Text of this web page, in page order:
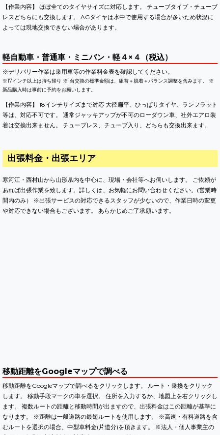
【作業内容】 ほぼ全てのタイヤサイズに対応します。 チューブタイプ・チューブ
レスどちらにも交換します。 AGタイヤは水中で使用する場合が多いため状況に
よっては現地交換できない場合があります。
軽自動車・普通車・ミニバン・軽４×４（税込）
※デリバリー作業は乗用車等の作業料金表を確認してください。
※17インチ以上は持ち帰り ※1台交換の標準金額は、組替＋脱着＋バランス調整を含みます。 ※
新品購入時は事前に予約をお願いします。
【作業内容】 18インチサイズまで対応 大径扁平、ひっぱりタイヤ、ランフラット
等は、対応不可です。 通常ジャッキアップが不可のローダウン車、社外エアロ装
着は交換出来ません。 チューブレス、チューブ入り、どちらも交換出来ます。
出張料金・出張エリア
寒河江・西村山から山形県内を中心に、現場・会社等へお伺いします。 ご依頼が
あれば出張作業を致します。詳しくは、お気軽にお問い合わせください。(営業時
間内のみ） ※出張サービスの対応できるスタッフが少ないので、作業日時の変更
や対応できない場合もございます。 あらかじめご了承願います。
移動距離をGoogleマップで調べる
移動距離をGoogleマップで調べるをクリックします。 ルート・乗換をクリック
します。 移動手段マークの車を選択。 住所を入力するか、地図上を右クリックし
ます。 複数ルートの距離と移動時間が出ますので、出張料金はこの距離が基準に
なります。 ※距離は一般道路の最短ルートを使用します。 ※高速・有料道路を含
むルートを選択の場合、中型車料金(片道分)を頂きます。 ※法人・個人事業主の